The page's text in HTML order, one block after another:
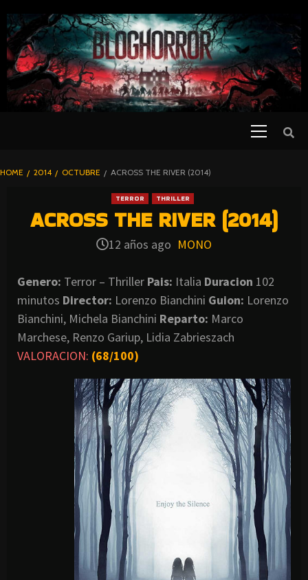
TO
CONTENT
BLOGHORROR
HOME 2014 OCTUBRE ACROSS THE RIVER (2014)
TERROR THRILLER
ACROSS THE RIVER (2014)
12 años ago MONO
Genero: Terror – Thriller Pais: Italia Duracion 102
minutos Director: Lorenzo Bianchini Guion: Lorenzo
Bianchini, Michela Bianchini Reparto: Marco
Marchese, Renzo Gariup, Lidia Zabrieszach
VALORACION: (68/100)